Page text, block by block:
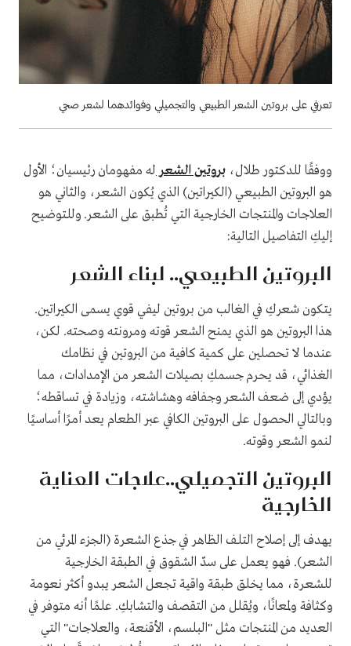
تعرفي على بروتين الشعر الطبيعي والتجميلي وفوائدهما لشعر صحي
ووفقًا للدكتور طلال، بروتين الشعر له مفهومان رئيسيان؛ الأول
هو البروتين الطبيعي (الكيراتين) الذي يُكون الشعر، والثاني هو
العلاجات والمنتجات الخارجية التي تُطبق على الشعر. وللتوضيح
إليكِ التفاصيل التالية:
البروتين الطبيعي.. لبناء الشعر
يتكون شعركِ في الغالب من بروتين ليفي قوي يسمى الكيراتين.
هذا البروتين هو الذي يمنح الشعر قوته ومرونته وصحته. لكن،
عندما لا تحصلين على كمية كافية من البروتين في نظامك
الغذائي، قد يحرم جسمكِ بصيلات الشعر من الإمدادات، مما
يؤدي إلى ضعف الشعر وجفافه وهشاشته، وزيادة في تساقطه؛
وبالتالي الحصول على البروتين الكافي عبر الطعام يعد أمرًا أساسيًا
لنمو الشعر وقوته.
البروتين التجميلي..علاجات العناية
الخارجية
يهدف إلى إصلاح التلف الظاهر في جذع الشعرة (الجزء المرئي من
الشعر). فهو يعمل على سدّ الشقوق في الطبقة الخارجية
للشعرة، مما يخلق طبقة واقية تجعل الشعر يبدو أكثر نعومة
وكثافة ولمعانًا، ويُقلل من التقصف والتشابكِ. علمًا أنه متوفر في
العديد من المنتجات مثل "البلسم، الأقنعة، والعلاجات" التي